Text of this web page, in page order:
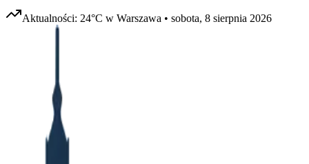
Aktualności: 24°C w Warszawa • sobota, 8 sierpnia 2026